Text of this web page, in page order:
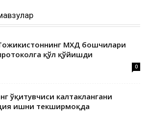
МХДҚ бошчилари
қўл қўйишди
0
ўқитувчиси калтаклангани
ишни текширмоқда